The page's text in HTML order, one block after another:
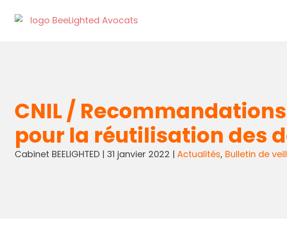
CNIL /
pour la réutilisation des
Cabinet BEELIGHTED| 31 janvier 2022 | Actualités, Bulletin de